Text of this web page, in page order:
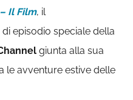
Il Film, il
episodio speciale della
giunta alla sua
le avventure estive delle